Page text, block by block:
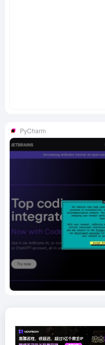
PyCharm